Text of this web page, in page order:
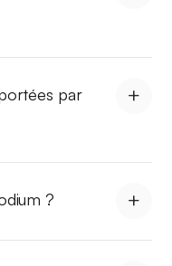
par
?